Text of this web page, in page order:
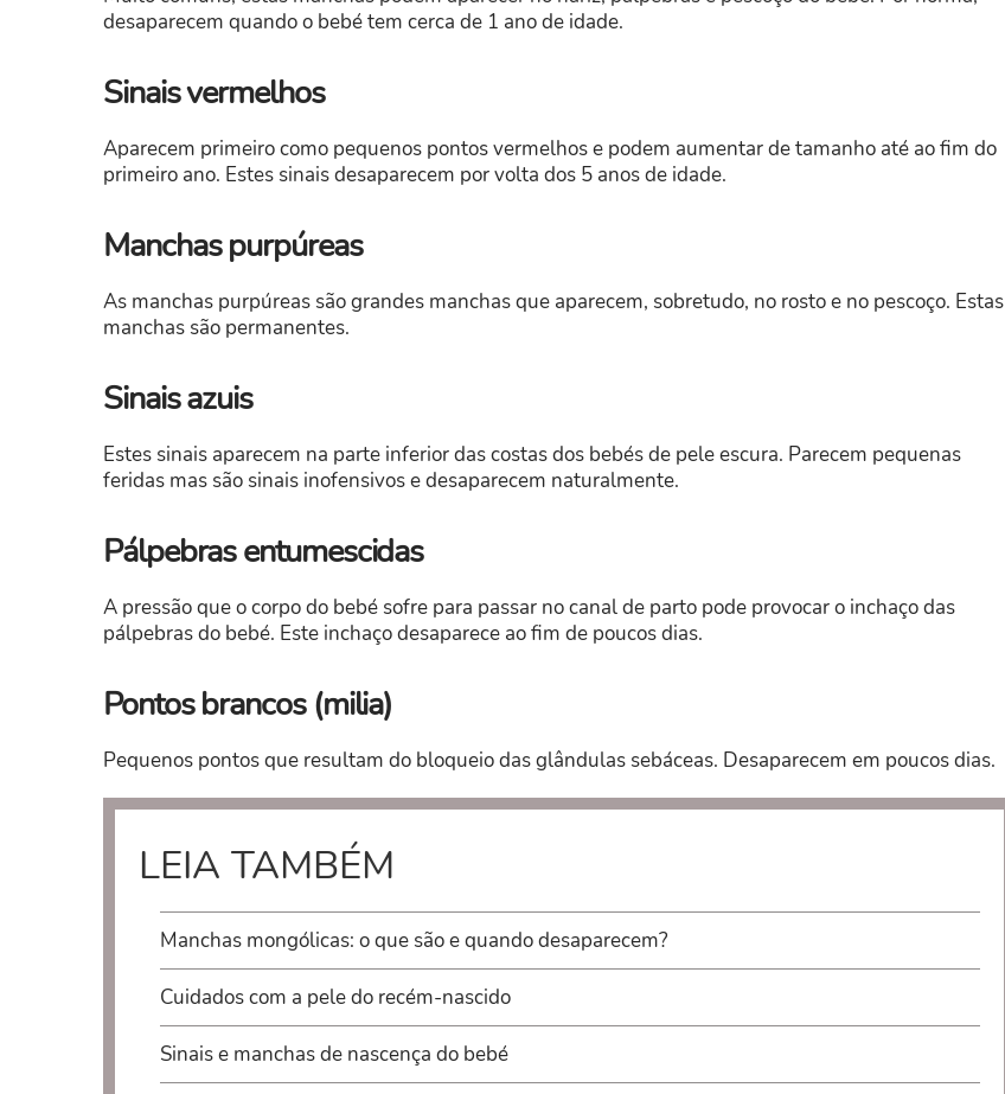
desaparecem quando o bebé tem cerca de 1 ano de idade.
Sinais vermelhos
Aparecem primeiro como pequenos pontos vermelhos e podem aumentar de tamanho até ao fim do
primeiro ano. Estes sinais desaparecem por volta dos 5 anos de idade.
Manchas purpúreas
As manchas purpúreas são grandes manchas que aparecem, sobretudo, no rosto e no pescoço. Estas
manchas são permanentes.
Sinais azuis
Estes sinais aparecem na parte inferior das costas dos bebés de pele escura. Parecem pequenas
feridas mas são sinais inofensivos e desaparecem naturalmente.
Pálpebras entumescidas
A pressão que o corpo do bebé sofre para passar no canal de parto pode provocar o inchaço das
pálpebras do bebé. Este inchaço desaparece ao fim de poucos dias.
Pontos brancos (milia)
Pequenos pontos que resultam do bloqueio das glândulas sebáceas. Desaparecem em poucos dias.
LEIA TAMBÉM
Manchas mongólicas: o que são e quando desaparecem?
Cuidados com a pele do recém-nascido
Sinais e manchas de nascença do bebé